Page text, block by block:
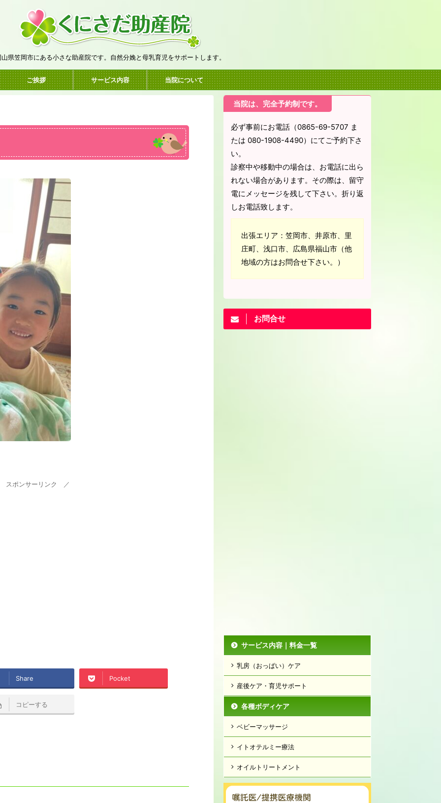
山県笠岡市にある小さな助産院です。自然分娩と母乳育児をサポートします。
ご挨拶 サービス内容 当院について
スポンサーリンク ／
Share Pocket
コピーする
当院は、完全予約制です。
必ず事前にお電話（0865-69-5707 ま
たは 080-1908-4490）にてご予約下さ
い。
診察中や移動中の場合は、お電話に出ら
れない場合があります。その際は、留守
電にメッセージを残して下さい。折り返
しお電話致します。
出張エリア：笠岡市、井原市、里
庄町、浅口市、広島県福山市（他
地域の方はお問合せ下さい。）
お問合せ
サービス内容｜料金一覧
乳房（おっぱい）ケア
産後ケア・育児サポート
各種ボディケア
ベビーマッサージ
イトオテルミー療法
オイルトリートメント